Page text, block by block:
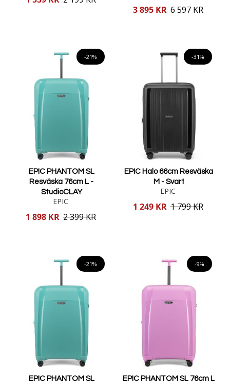
Reducerat
3 895 KR 6 597 KR
-21%
EPIC PHANTOM SL
Resväska 76cm L -
StudioCLAY
EPIC
Reducerat
1 898 KR 2 399 KR
-31%
EPIC Halo 66cm Resväska
M - Svart
EPIC
Reducerat
1 249 KR 1 799 KR
-21%
EPIC PHANTOM SL
-9%
EPIC PHANTOM SL 76cm L